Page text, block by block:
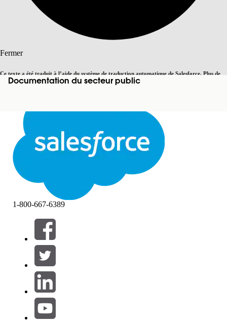
Fermer
Ce texte a été traduit à l’aide du système de traduction automatique de Salesforce. Plus de
détails, consultez <cette page .
Basculer vers la page en anglais
Fermer
Documentation du secteur public
Rechercher
Filtres (0)
SÉLECTIONNER DES FILTRES
Gamme de produits
1-800-667-6389